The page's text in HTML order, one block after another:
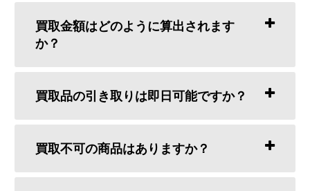
買取金額はどのように算出されます
か？
買取品の引き取りは即日可能ですか？
買取不可の商品はありますか？